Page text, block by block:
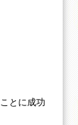
とに成功